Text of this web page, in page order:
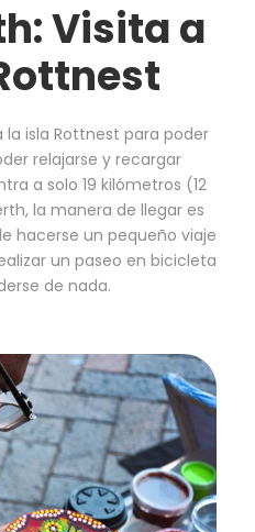
Visita a
isla Rottnest para poder
relajarse y recargar
a solo 19 kilómetros (12
la manera de llegar es
hacerse un pequeño viaje
un paseo en bicicleta
de nada.